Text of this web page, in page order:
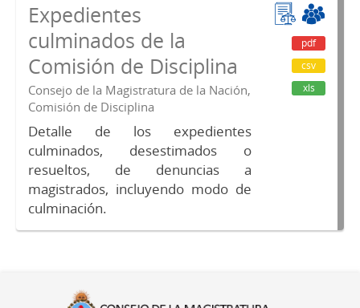
Expedientes
culminados de la
Comisión de Disciplina
Consejo de la Magistratura de la Nación,
Comisión de Disciplina
Detalle de los expedientes
culminados, desestimados o
resueltos, de denuncias a
magistrados, incluyendo modo de
culminación.
pdf
csv
xls